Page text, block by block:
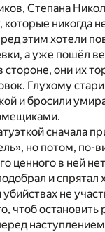
Степана
никогда
этим хотели
а уже пошёл
стороне, они их
Глухому
и бросили
сначала
но потом, по-
ценного в ней
и спрятал
не
чтоб остановить